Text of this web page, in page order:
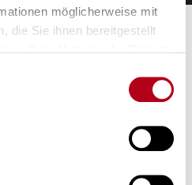
möglicherweise mit
die Sie ihnen bereitgestellt
Preis
CHF 179.00